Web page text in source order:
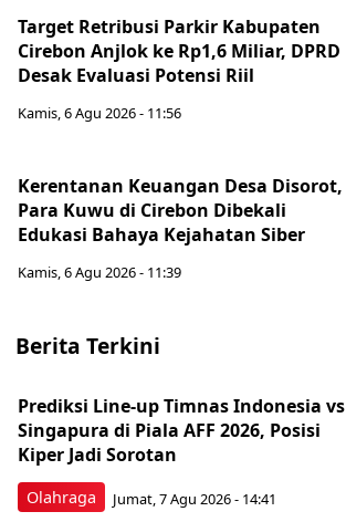
Target Retribusi Parkir Kabupaten
Cirebon Anjlok ke Rp1,6 Miliar, DPRD
Desak Evaluasi Potensi Riil
Kamis, 6 Agu 2026 - 11:56
Kerentanan Keuangan Desa Disorot,
Para Kuwu di Cirebon Dibekali
Edukasi Bahaya Kejahatan Siber
Kamis, 6 Agu 2026 - 11:39
Berita Terkini
Olahraga
Prediksi Line-up Timnas Indonesia vs
Singapura di Piala AFF 2026, Posisi
Kiper Jadi Sorotan
Jumat, 7 Agu 2026 - 14:41